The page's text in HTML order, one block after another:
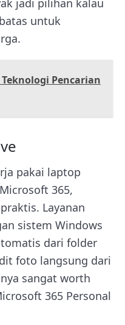
untuk
Teknologi Pencarian
pakai laptop
365,
Layanan
sistem Windows
dari folder
foto langsung dari
sangat worth
365 Personal